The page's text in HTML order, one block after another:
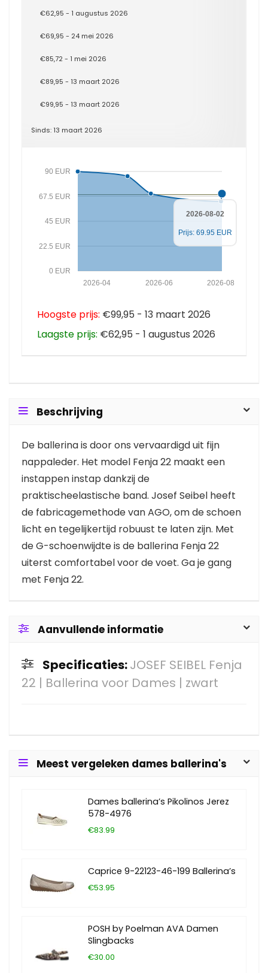
€62,95 - 1 augustus 2026
€69,95 - 24 mei 2026
€85,72 - 1 mei 2026
€89,95 - 13 maart 2026
€99,95 - 13 maart 2026
Sinds: 13 maart 2026
0 EUR
22.5 EUR
45 EUR
67.5 EUR
90 EUR
2026-08
2026-06
2026-04
2026-08-02
Prijs: 69.95 EUR
Hoogste prijs: €99,95 - 13 maart 2026
Laagste prijs: €62,95 - 1 augustus 2026
Beschrijving
De ballerina is door ons vervaardigd uit fijn
nappaleder. Het model Fenja 22 maakt een
instappen instap dankzij de
praktischeelastische band. Josef Seibel heeft
de fabricagemethode van AGO, om de schoen
licht en tegelijkertijd robuust te laten zijn. Met
de G-schoenwijdte is de ballerina Fenja 22
uiterst comfortabel voor de voet. Ga je gang
met Fenja 22.
Aanvullende informatie
Specificaties:JOSEF SEIBEL Fenja
22 | Ballerina voor Dames | zwart
Meest vergeleken dames ballerina's
Dames ballerina’s Pikolinos Jerez
578-4976
€83.99
Caprice 9-22123-46-199 Ballerina’s
€53.95
POSH by Poelman AVA Damen
Slingbacks
€30.00